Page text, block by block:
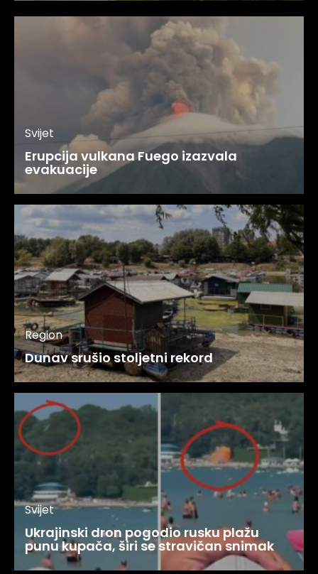
Svijet
Erupcija vulkana Fuego izazvala
evakuacije
Region
Dunav srušio stoljetni rekord
Svijet
Ukrajinski dron pogodio rusku plažu
punu kupača, širi se stravičan snimak